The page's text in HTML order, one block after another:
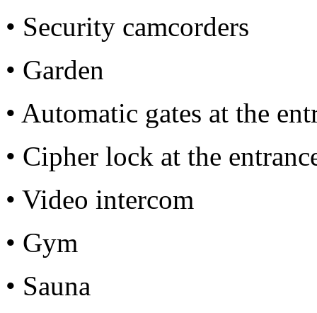
• Security camcorders
• Garden
• Automatic gates at the
• Cipher lock at the
• Video intercom
• Gym
• Sauna